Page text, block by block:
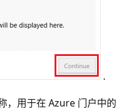
.
，用于在 Azure 门户中的